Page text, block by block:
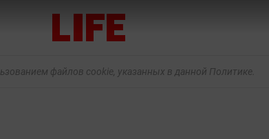
файлов cookie, указанных в данной Политике.